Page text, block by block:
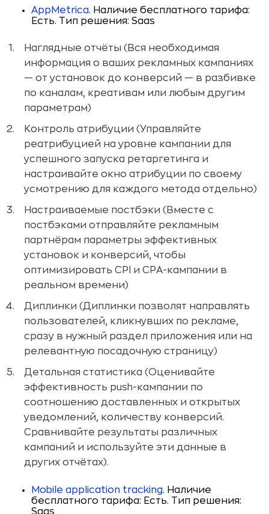
AppMetrica. Наличие бесплатного тарифа:
Есть. Тип решения: Saas
Наглядные отчёты (Вся необходимая
информация о ваших рекламных кампаниях
— от установок до конверсий — в разбивке
по каналам, креативам или любым другим
параметрам)
Контроль атрибуции (Управляйте
реатрибуцией на уровне кампании для
успешного запуска ретаргетинга и
настраивайте окно атрибуции по своему
усмотрению для каждого метода отдельно)
Настраиваемые постбэки (Вместе с
постбэками отправляйте рекламным
партнёрам параметры эффективных
установок и конверсий, чтобы
оптимизировать CPI и CPA-кампании в
реальном времени)
Диплинки (Диплинки позволят направлять
пользователей, кликнувших по рекламе,
сразу в нужный раздел приложения или на
релевантную посадочную страницу)
Детальная статистика (Оценивайте
эффективность push-кампании по
соотношению доставленных и открытых
уведомлений, количеству конверсий.
Сравнивайте результаты различных
кампаний и используйте эти данные в
других отчётах).
Mobile application tracking. Наличие
бесплатного тарифа: Есть. Тип решения:
Saas